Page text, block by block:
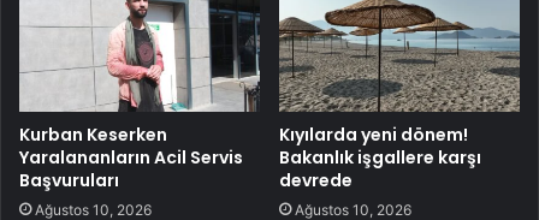
Kurban Keserken
Yaralananların Acil Servis
Başvuruları
Ağustos 10, 2026
Kıyılarda yeni dönem!
Bakanlık işgallere karşı
devrede
Ağustos 10, 2026